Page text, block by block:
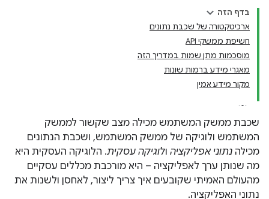
בדף הזה
ארכיטקטורה של שכבת נתונים
חשיפת ממשקי API
מוסכמות מתן שמות במדריך הזה
מאגרי מידע ברמות שונות
מקור מידע אמין
שכבת ממשק המשתמש מכילה מצב שקשור לממשק
המשתמש ולוגיקה של ממשק המשתמש, ושכבת הנתונים
מכילה נתוני אפליקציה ולוגיקה עסקית. הלוגיקה העסקית היא
מה שנותן ערך לאפליקציה – היא מורכבת מכללים עסקיים
מהעולם האמיתי שקובעים איך צריך ליצור, לאחסן ולשנות את
נתוני האפליקציה.